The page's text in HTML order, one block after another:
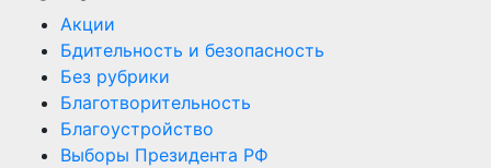
Акции
Бдительность и безопасность
Без рубрики
Благотворительность
Благоустройство
Выборы Президента РФ